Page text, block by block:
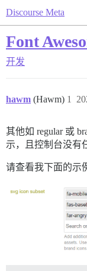
Discourse Meta
Font
开发
hawm (Hawm) 1
其他如 regular 或
示，且控制台没有
请查看我下面的示